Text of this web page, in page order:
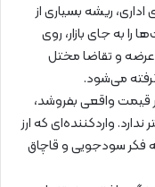
اداری، ریشه بسیاری از
به جای بازار، روی
و تقاضا مختل
می‌شود.
قیمت واقعی بفروشد،
واردکننده‌ای که ارز
فکر سودجویی و قاچاق